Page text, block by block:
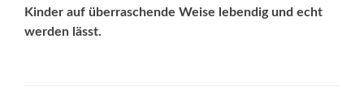
Kinder auf überraschende Weise lebendig und echt
werden lässt.